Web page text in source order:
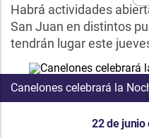
Habrá actividades
San Juan en distintos
tendrán lugar este
Canelones celebrará la
22 de junio